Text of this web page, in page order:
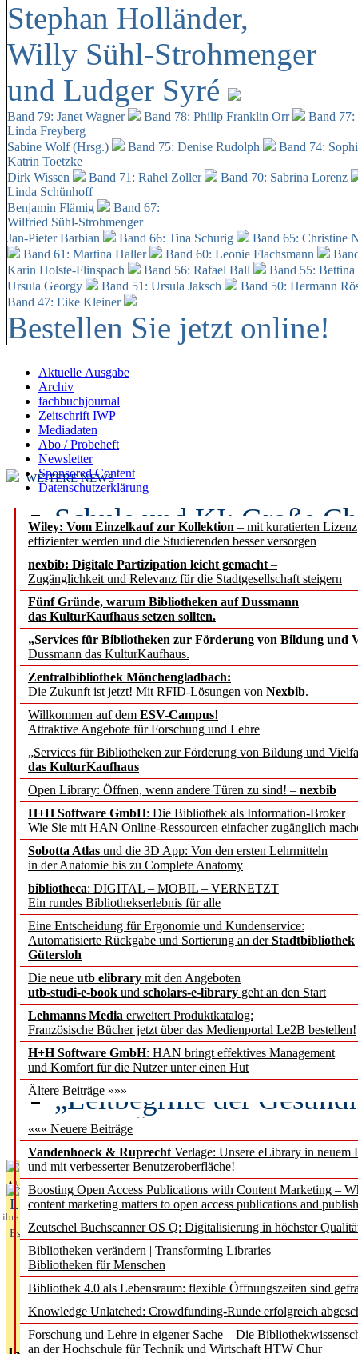
Stephan Holländer,
Willy Sühl-Strohmenger
und Ludger Syré
Band 79: Janet Wagner Band 78: Philip Franklin Orr
Band
Linda Freyberg
Sabine Wolf (Hrsg.)
Band 75: Denise Rudolph
Band 74:
Katrin Toetzke
Dirk Wissen
Band 71: Rahel Zoller
Band 70: Sabrina Lorenz
Linda Schünhoff
Benjamin Flämig
Band 67:
Wilfried Sühl-Strohmenger
Jan-Pieter Barbian
Band 66: Tina Schurig
Band 65: Christine
Band 61: Martina Haller
Band 60: Leonie Flachsmann
Karin Holste-Flinspach
Band 56: Rafael Ball
Band 55:
Ursula Georgy
Band 51: Ursula Jaksch Band 50: Hermann
Band 47: Eike Kleiner
Bestellen Sie jetzt online!
Aktuelle Ausgabe
Archiv
fachbuchjournal
Zeitschrift IWP
Mediadaten
Abo / Probeheft
Newsletter
Sponsored Content
Datenschutzerklärung
Wiley: Vom Einzelkauf zur Kollektion – mit kuratierten
effizienter werden und die Studierenden besser versorgen
nexbib: Digitale Partizipation leicht gemacht –
Zugänglichkeit und Relevanz für die Stadtgesellschaft steigern
Fünf Gründe, warum Bibliotheken auf Dussmann
das KulturKaufhaus setzen sollten.
„Services für Bibliotheken zur Förderung von Bildung und
Dussmann das KulturKaufhaus.
Zentralbibliothek Mönchengladbach:
Die Zukunft ist jetzt! Mit RFID-Lösungen von Nexbib.
Willkommen auf dem ESV-Campus!
Attraktive Angebote für Forschung und Lehre
„Services für Bibliotheken zur Förderung von Bildung und
das KulturKaufhaus
Open Library: Öffnen, wenn andere Türen zu sind! – nexbib
H+H Software GmbH: Die Bibliothek als Information-Broker
Wie Sie mit HAN Online-Ressourcen einfacher zugänglich
Sobotta Atlas und die 3D App: Von den ersten Lehrmitteln
in der Anatomie bis zu Complete Anatomy
bibliotheca: DIGITAL – MOBIL – VERNETZT
Ein rundes Bibliothekserlebnis für alle
Eine Entscheidung für Ergonomie und Kundenservice:
Automatisierte Rückgabe und Sortierung an derStadtbibliothek
Gütersloh
Die neue utb elibrary mit den Angeboten
utb-studi-e-book und scholars-e-library geht an den Start
Lehmanns Media erweitert Produktkatalog:
Französische Bücher jetzt über das Medienportal Le2B bestellen!
H+H Software GmbH: HAN bringt effektives Management
und Komfort für die Nutzer unter einen Hut
Ältere Beiträge »»»
««« Neuere Beiträge
Vandenhoeck & Ruprecht Verlage: Unsere eLibrary in neuem
und mit verbesserter Benutzeroberfläche!
Boosting Open Access Publications with Content Marketing –
content marketing matters to open access publications and
Zeutschel Buchscanner OS Q: Digitalisierung in höchster
Bibliotheken verändern | Transforming Libraries
Bibliotheken für Menschen
Bibliothek 4.0 als Lebensraum: flexible Öffnungszeiten sind
Knowledge Unlatched: Crowdfunding-Runde erfolgreich
Forschung und Lehre in eigener Sache – Die
an der Hochschule für Technik und Wirtschaft HTW Chur
WEITERE NEWS
Schule und KI: Große
Voraussetzungen
Erfolgreiches erstes
Segment Research –
angepasst
konstruktiv!
Mohr Siebeck
und die Zeitschrift für
Francke Attempto
EBSCO Information
Recherchefunktionen in
Sorbisches Institut neu
Geschichte und
Künstliche Intelligenz
besser zu verstehen
„Leitbegriffe der
des BIÖG erscheinen
Aktuelles aus
L
ibrary
Essentials